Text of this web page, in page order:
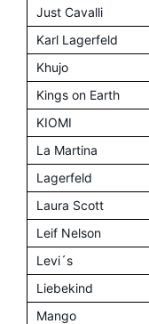
Just Cavalli
Karl Lagerfeld
Khujo
Kings on Earth
KIOMI
La Martina
Lagerfeld
Laura Scott
Leif Nelson
Levi´s
Liebekind
Mango